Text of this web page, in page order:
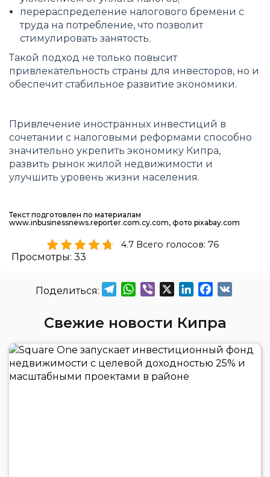
перераспределение налогового бремени с
труда на потребление, что позволит
стимулировать занятость.
Такой подход не только повысит
привлекательность страны для инвесторов, но и
обеспечит стабильное развитие экономики.
Привлечение иностранных инвестиций в
сочетании с налоговыми реформами способно
значительно укрепить экономику Кипра,
развить рынок жилой недвижимости и
улучшить уровень жизни населения.
Текст подготовлен по материалам
www.inbusinessnews.reporter.com.cy.com, фото pixabay.com
4.7 Всего голосов: 76
Просмотры: 33
TelegramWhatsApp
Viber LinkedInFacebook
Свежие новости Кипра